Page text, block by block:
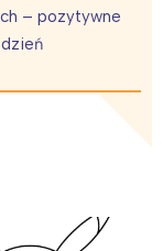
– pozytywne